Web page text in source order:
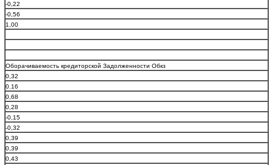
-0,22
-0,56
1,00
Оборачиваемость кредиторской Задолженности Обкз
0,32
0.16
0,68
0,28
-0,15
-0,32
0,39
0,39
0,43